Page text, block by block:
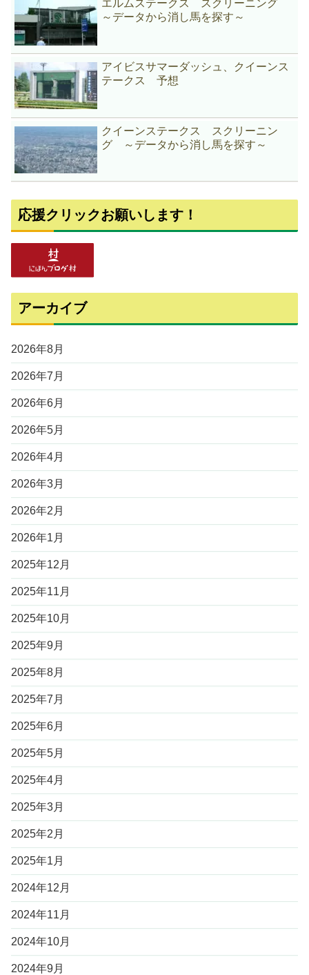
エルムステークス スクリーニング
～データから消し馬を探す～
アイビスサマーダッシュ、クイーンス
テークス 予想
クイーンステークス スクリーニン
グ ～データから消し馬を探す～
応援クリックお願いします！
アーカイブ
2026年8月
2026年7月
2026年6月
2026年5月
2026年4月
2026年3月
2026年2月
2026年1月
2025年12月
2025年11月
2025年10月
2025年9月
2025年8月
2025年7月
2025年6月
2025年5月
2025年4月
2025年3月
2025年2月
2025年1月
2024年12月
2024年11月
2024年10月
2024年9月